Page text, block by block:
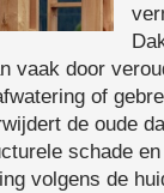
vaak door
of
de oude
schade
volgens de